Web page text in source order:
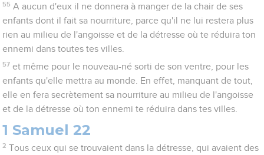
55 A aucun d'eux il ne donnera à manger de la chair de ses
enfants dont il fait sa nourriture, parce qu'il ne lui restera plus
rien au milieu de l'angoisse et de la détresse où te réduira ton
ennemi dans toutes tes villes.
57 et même pour le nouveau-né sorti de son ventre, pour les
enfants qu'elle mettra au monde. En effet, manquant de tout,
elle en fera secrètement sa nourriture au milieu de l'angoisse
et de la détresse où ton ennemi te réduira dans tes villes.
1 Samuel 22
2 Tous ceux qui se trouvaient dans la détresse, qui avaient des